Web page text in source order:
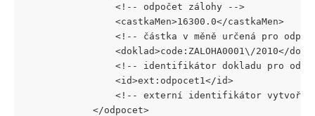
				<!-- odpočet zálohy -->
				<castkaMen>16300.0</castkaMen>
<!-- částka v měně určená pro
<doklad>code:ZALOHA0001\/2010</
<!-- identifikátor dokladu pro
				<id>ext:odpocet1</id>
<!-- externí identifikátor
			</odpocet>